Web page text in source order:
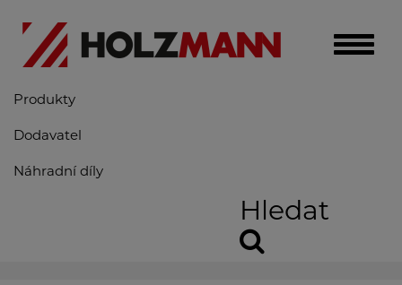
Toggle
Produkty
Dodavatel
Náhradní díly
Hledat